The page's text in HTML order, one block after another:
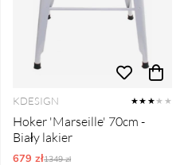
KDESIGN ★★★★★
Hoker 'Marseille' 70cm -
Biały lakier
679 złOrdynarne ceny:
1349 zł